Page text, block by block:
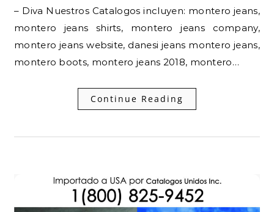
– Diva Nuestros Catalogos incluyen: montero jeans,
montero jeans shirts, montero jeans company,
montero jeans website, danesi jeans montero jeans,
montero boots, montero jeans 2018, montero…
Continue Reading